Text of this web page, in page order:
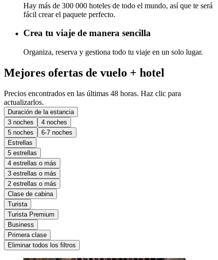
Hay más de 300 000 hoteles de todo el mundo, así que te será
fácil crear el paquete perfecto.
Crea tu viaje de manera sencilla
Organiza, reserva y gestiona todo tu viaje en un solo lugar.
Mejores ofertas de vuelo + hotel
Precios encontrados en las últimas 48 horas. Haz clic para
actualizarlos.
Duración de la estancia
3 noches
4 noches
5 noches
6-7 noches
Estrellas
5 estrellas
4 estrellas o más
3 estrellas o más
2 estrellas o más
Clase de cabina
Turista
Turista Premium
Business
Primera clase
Eliminar todos los filtros